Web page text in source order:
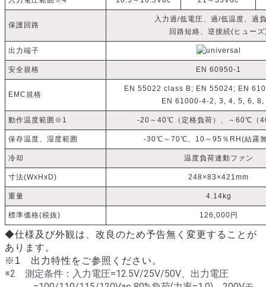
保護回路
入力過/低電圧、過/低温度、過
回路短絡、逆接続(ヒュー
出力端子
安全規格 EN 60950-1
EMC規格
EN 55022 class B; EN 55024; EN
EN 61000-4-2, 3, 4, 5, 6, 8,
動作温度範囲※1 -20～40℃（定格負荷）、～60℃（
保存温度、湿度範囲 -30℃～70℃、10～95％RH(結露
冷却 温度負荷連動ファン
寸法(WxHxD) 248×83×421mm
重量 4.14kg
標準価格(税抜) 126,000円
◆仕様及び外観は、改良のため予告無く変更することが
あります。
※1 出力特性をご参照ください。
※2 測定条件：入力電圧=12.5V/25V/50V、出力電圧